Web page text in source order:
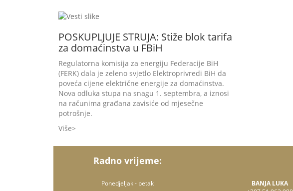
POSKUPLJUJE STRUJA: Stiže blok tarifa
za domaćinstva u FBiH
Regulatorna komisija za energiju Federacije BiH
(FERK) dala je zeleno svjetlo Elektroprivredi BiH da
poveća cijene električne energije za domaćinstva.
Nova odluka stupa na snagu 1. septembra, a iznosi
na računima građana zavisiće od mjesečne
potrošnje.
Više
Radno vrijeme:
Ponedjeljak - petak
BANJA LUKA